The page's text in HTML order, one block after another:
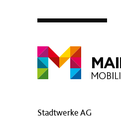
Stadtwerke AG